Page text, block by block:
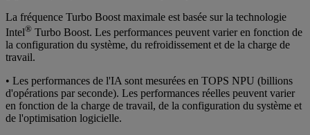
La fréquence Turbo Boost maximale est basée sur la technologie
Intel® Turbo Boost. Les performances peuvent varier en fonction de
la configuration du système, du refroidissement et de la charge de
travail.
• Les performances de l'IA sont mesurées en TOPS NPU (billions
d'opérations par seconde). Les performances réelles peuvent varier
en fonction de la charge de travail, de la configuration du système et
de l'optimisation logicielle.